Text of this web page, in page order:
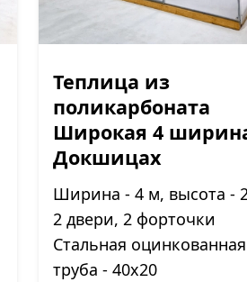
Теплица из
поликарбоната
Широкая 4
Докшицах
Ширина - 4 м, высота -
2 двери, 2 форточки
Стальная оцинкованная
труба - 40х20